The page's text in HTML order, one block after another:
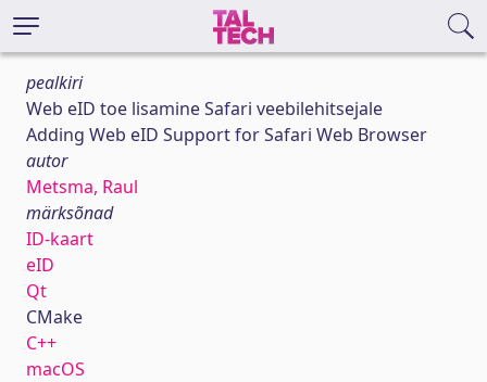
pealkiri
Web eID toe lisamine Safari veebilehitsejale
Adding Web eID Support for Safari Web Browser
autor
Metsma, Raul
märksõnad
ID-kaart
eID
Qt
CMake
C++
macOS